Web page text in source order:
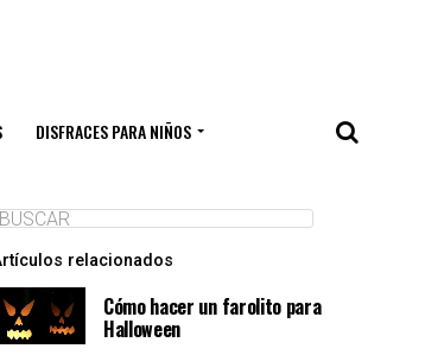
DISFRACES PARA NIÑOS
relacionados
Cómo hacer un farolito para
Halloween